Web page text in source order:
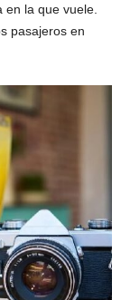
la que vuele.
pasajeros en